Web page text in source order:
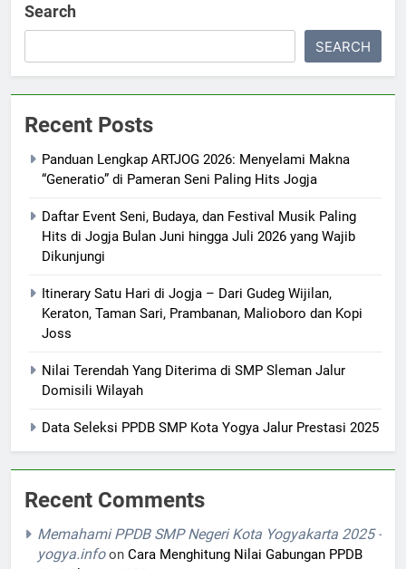
Search
SEARCH
Recent Posts
Panduan Lengkap ARTJOG 2026: Menyelami Makna
“Generatio” di Pameran Seni Paling Hits Jogja
Daftar Event Seni, Budaya, dan Festival Musik Paling
Hits di Jogja Bulan Juni hingga Juli 2026 yang Wajib
Dikunjungi
Itinerary Satu Hari di Jogja – Dari Gudeg Wijilan,
Keraton, Taman Sari, Prambanan, Malioboro dan Kopi
Joss
Nilai Terendah Yang Diterima di SMP Sleman Jalur
Domisili Wilayah
Data Seleksi PPDB SMP Kota Yogya Jalur Prestasi 2025
Recent Comments
Memahami PPDB SMP Negeri Kota Yogyakarta 2025 -
yogya.infoon Cara Menghitung Nilai Gabungan PPDB